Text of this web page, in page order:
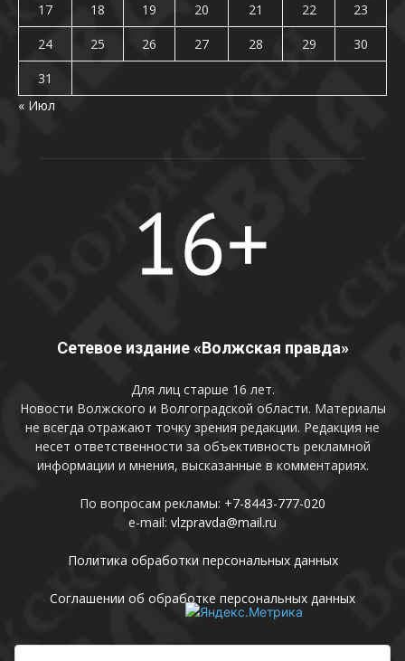
17
18 19 20 21 22
23
24
25 26 27 28 29
30
31
« Июл
Сетевое издание «Волжская правда»
Для лиц старше 16 лет.
Новости Волжского и Волгоградской области. Материалы
не всегда отражают точку зрения редакции. Редакция не
несет ответственности за объективность рекламной
информации и мнения, высказанные в комментариях.
По вопросам рекламы: +7-8443-777-020
e-mail: vlzpravda@mail.ru
Политика обработки персональных данных
Соглашении об обработке персональных данных